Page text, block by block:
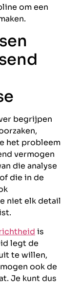
om een
begrijpen
het probleem
vermogen
die analyse
die in de
niet elk detail
is
legt de
te willen,
ook de
Je kunt dus